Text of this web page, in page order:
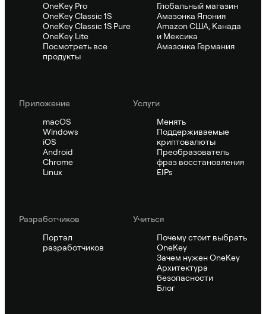
OneKey Pro
OneKey Classic 1S
OneKey Classic 1S Pure
OneKey Lite
Посмотреть все
продукты
Глобальный магазин
Амазонка Япония
Amazon США, Канада
и Мексика
Амазонка Германия
Приложение
macOS
Windows
iOS
Android
Chrome
Linux
Услуги
Менять
Поддерживаемые
криптовалюты
Преобразователь
фраз восстановления
EIPs
Pазработчиков
Портал
разработчиков
Учиться
Почему стоит выбрать
OneKey
Зачем нужен OneKey
Архитектура
безопасности
Блог